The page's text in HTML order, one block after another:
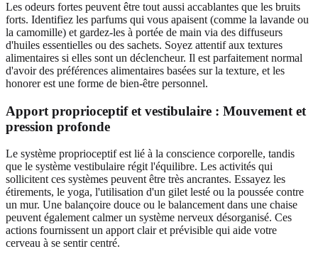
Les odeurs fortes peuvent être tout aussi accablantes que les bruits
forts. Identifiez les parfums qui vous apaisent (comme la lavande ou
la camomille) et gardez-les à portée de main via des diffuseurs
d'huiles essentielles ou des sachets. Soyez attentif aux textures
alimentaires si elles sont un déclencheur. Il est parfaitement normal
d'avoir des préférences alimentaires basées sur la texture, et les
honorer est une forme de bien-être personnel.
Apport proprioceptif et vestibulaire : Mouvement et
pression profonde
Le système proprioceptif est lié à la conscience corporelle, tandis
que le système vestibulaire régit l'équilibre. Les activités qui
sollicitent ces systèmes peuvent être très ancrantes. Essayez les
étirements, le yoga, l'utilisation d'un gilet lesté ou la poussée contre
un mur. Une balançoire douce ou le balancement dans une chaise
peuvent également calmer un système nerveux désorganisé. Ces
actions fournissent un apport clair et prévisible qui aide votre
cerveau à se sentir centré.